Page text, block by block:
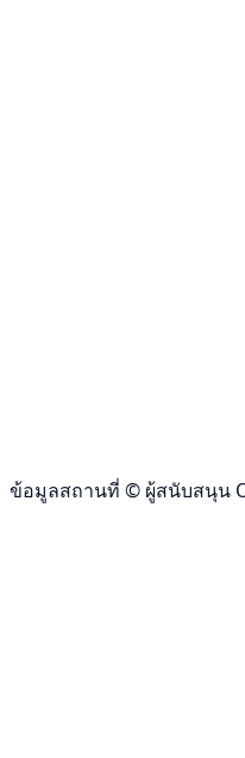
ข้อมูลสถานที่ © ผู้สนับสนุน